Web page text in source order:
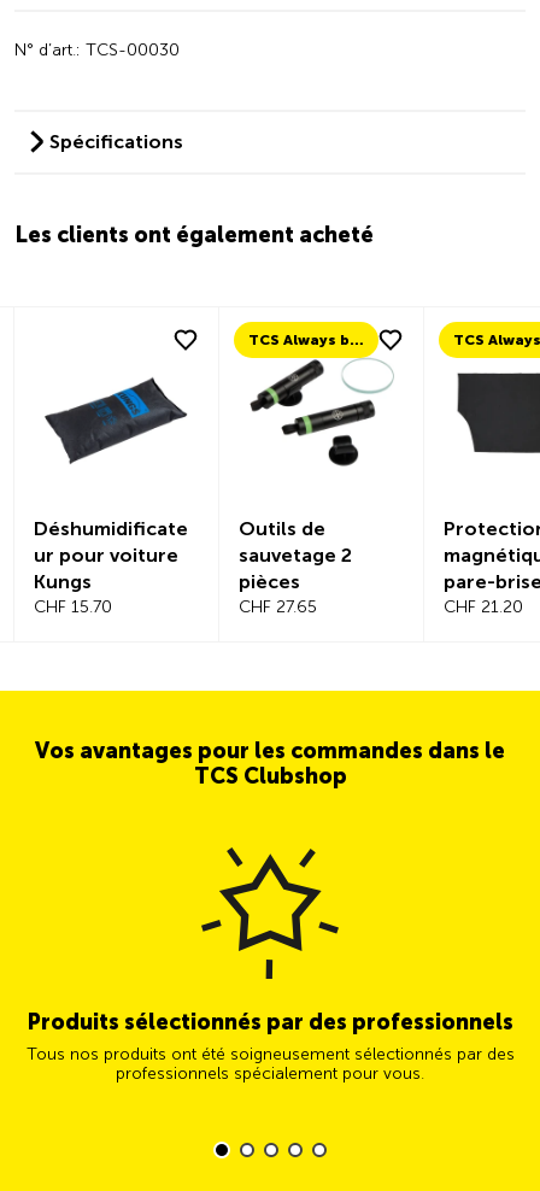
N° d’art.: TCS-00030
Spécifications
Les clients ont également acheté
Déshumidificate
ur pour voiture
Kungs
CHF 15.70
TCS Always by my side
Outils de
sauvetage 2
pièces
CHF 27.65
pare-
CHF 21.20
Vos avantages pour les commandes dans le
TCS Clubshop
Produits sélectionnés par des professionnels
Tous nos produits ont été soigneusement sélectionnés par des
professionnels spécialement pour vous.